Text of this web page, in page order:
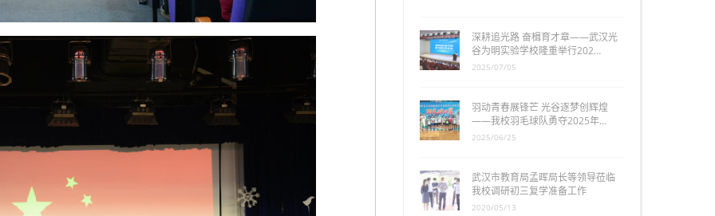
深耕追光路 奋楫育才章——武汉光
谷为明实验学校隆重举行202…
2025/07/05
羽动青春展锋芒 光谷逐梦创辉煌
——我校羽毛球队勇夺2025年…
2025/06/25
武汉市教育局孟晖局长等领导莅临
我校调研初三复学准备工作
2020/05/13